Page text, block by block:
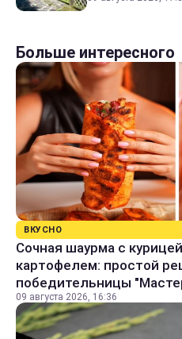
Больше интересного
ВКУСНО
Сочная шаурма с
картофелем: простой
победительницы
09 августа 2026, 16:36